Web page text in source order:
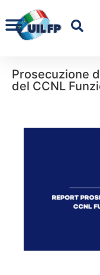
Prosecuzione
del CCNL